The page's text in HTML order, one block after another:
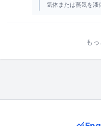
気体または蒸気を液
も